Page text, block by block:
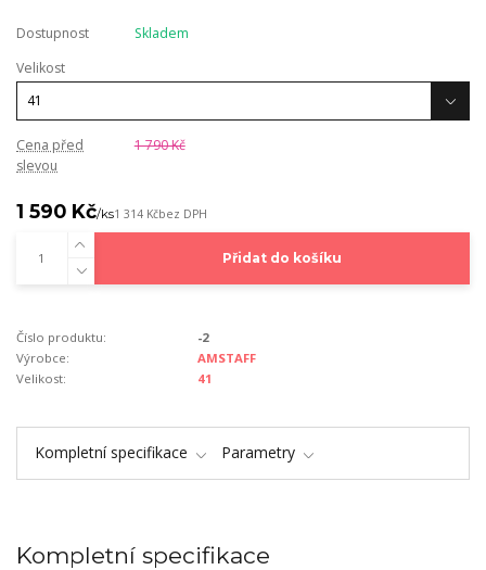
Dostupnost
Skladem
Velikost
Cena před
slevou
1 790 Kč
1 590 Kč/ks1 314 Kčbez DPH
Přidat do košíku
Číslo produktu:
-2
Výrobce:
AMSTAFF
Velikost:
41
Kompletní specifikace Parametry
Kompletní specifikace